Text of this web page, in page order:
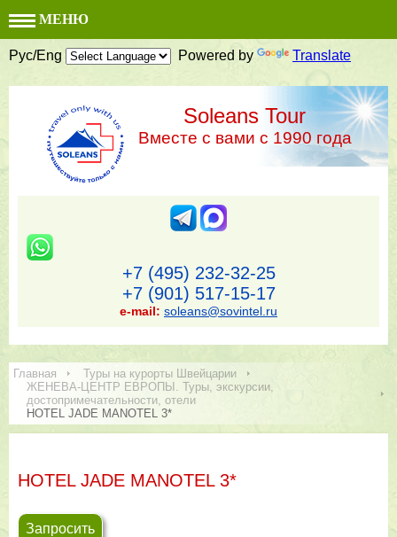
МЕНЮ
Рус/Eng Powered by Translate
Soleans Tour
Вместе с вами с 1990 года
+7 (495) 232-32-25
+7 (901) 517-15-17
e-mail: soleans@sovintel.ru
Главная
Туры на курорты Швейцарии
ЖЕНЕВА-ЦЕНТР ЕВРОПЫ. Туры, экскурсии,
достопримечательности, отели
HOTEL JADE MANOTEL 3*
HOTEL JADE MANOTEL 3*
Запросить